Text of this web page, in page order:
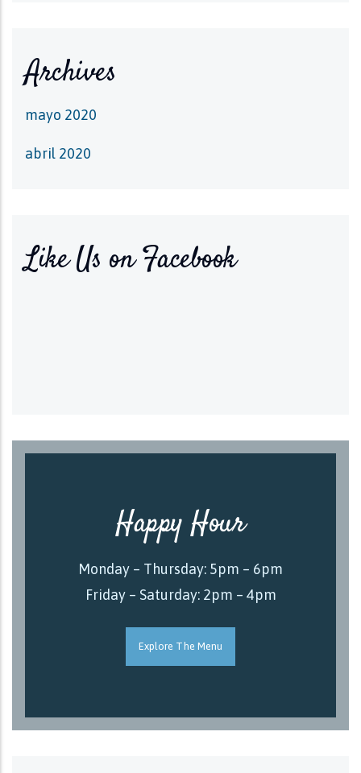
Archives
mayo 2020
abril 2020
Like Us on Facebook
Happy Hour
Monday – Thursday: 5pm – 6pm
Friday – Saturday: 2pm – 4pm
Explore The Menu